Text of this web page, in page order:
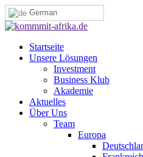
German
Startseite
Unsere Lösungen
Investment
Business Klub
Akademie
Aktuelles
Über Uns
Team
Europa